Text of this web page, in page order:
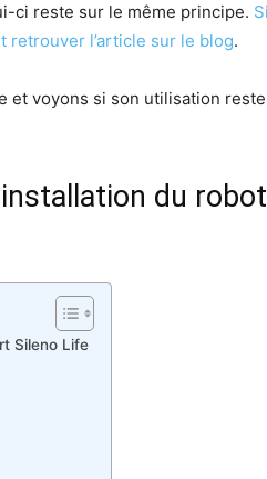
ci reste sur le même principe.
retrouver l’article sur le blog.
et voyons si son utilisation
du robot
Sileno Life